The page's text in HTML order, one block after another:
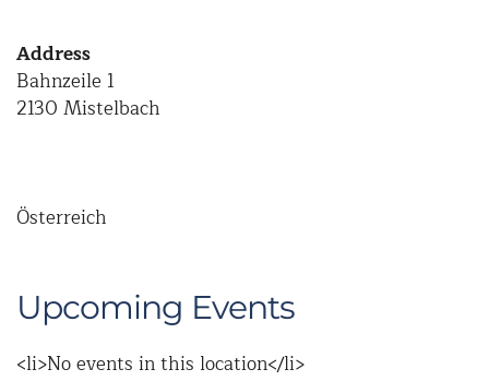
Address
Bahnzeile 1
2130 Mistelbach
Österreich
Upcoming Events
<li>No events in this location</li>